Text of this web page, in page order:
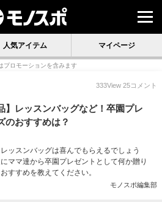
人気アイテム マイページ
プロモーションを含みます
333View 25コメント
】レッスンバッグなど！卒園プレ
のおすすめは？
ッスンバッグは喜んでもらえるでしょう
ママ達から卒園プレゼントとして何か贈り
すすめを教えてください。
モノスポ編集部